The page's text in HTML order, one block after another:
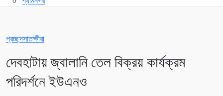
প্রচ্ছদসাতক্ষীরা
দেবহাটায় জ্বালানি তেল বিক্রয় কার্যক্রম
পরিদর্শনে ইউএনও